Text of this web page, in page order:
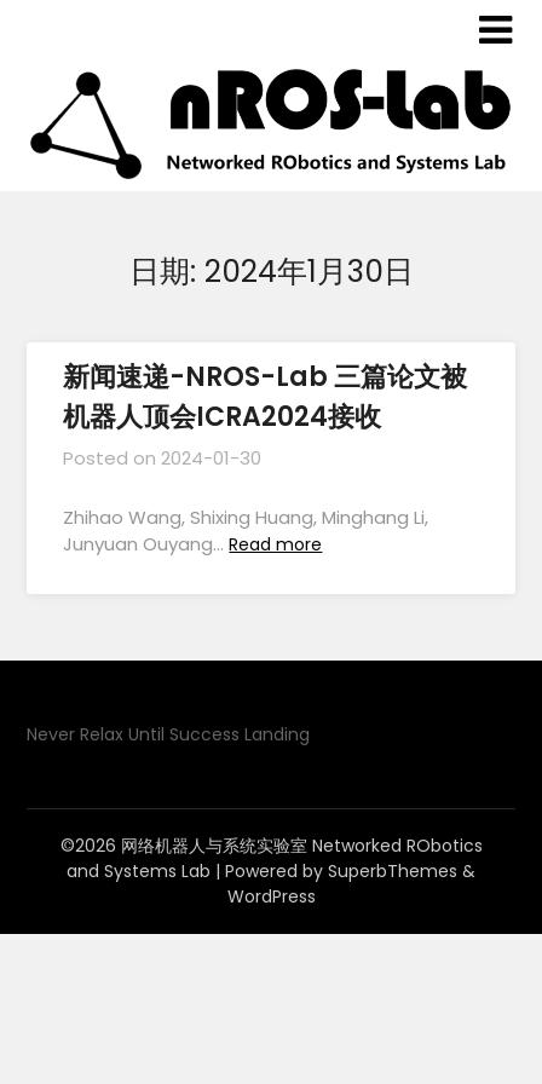
日期: 2024年1月30日
新闻速递-NROS-Lab 三篇论文被
机器人顶会ICRA2024接收
Posted on 2024-01-30
Zhihao Wang, Shixing Huang, Minghang Li,
Junyuan Ouyang… Read more
Never Relax Until Success Landing
©2026 网络机器人与系统实验室 Networked RObotics
and Systems Lab | Powered by SuperbThemes &
WordPress